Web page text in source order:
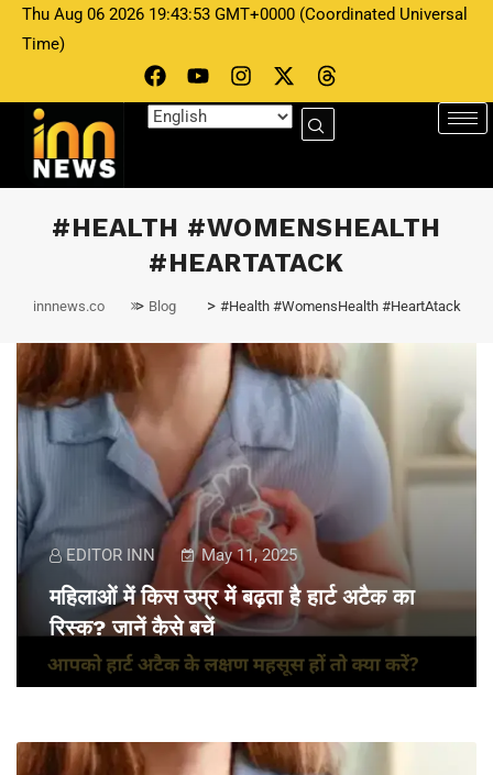
Thu Aug 06 2026 19:43:53 GMT+0000 (Coordinated Universal
Time)
#HEALTH #WOMENSHEALTH
#HEARTATACK
innnews.co > Blog > #Health #WomensHealth #HeartAtack
EDITOR INN May 11, 2025
महिलाओं में किस उम्र में बढ़ता है हार्ट अटैक का
रिस्क? जानें कैसे बचें